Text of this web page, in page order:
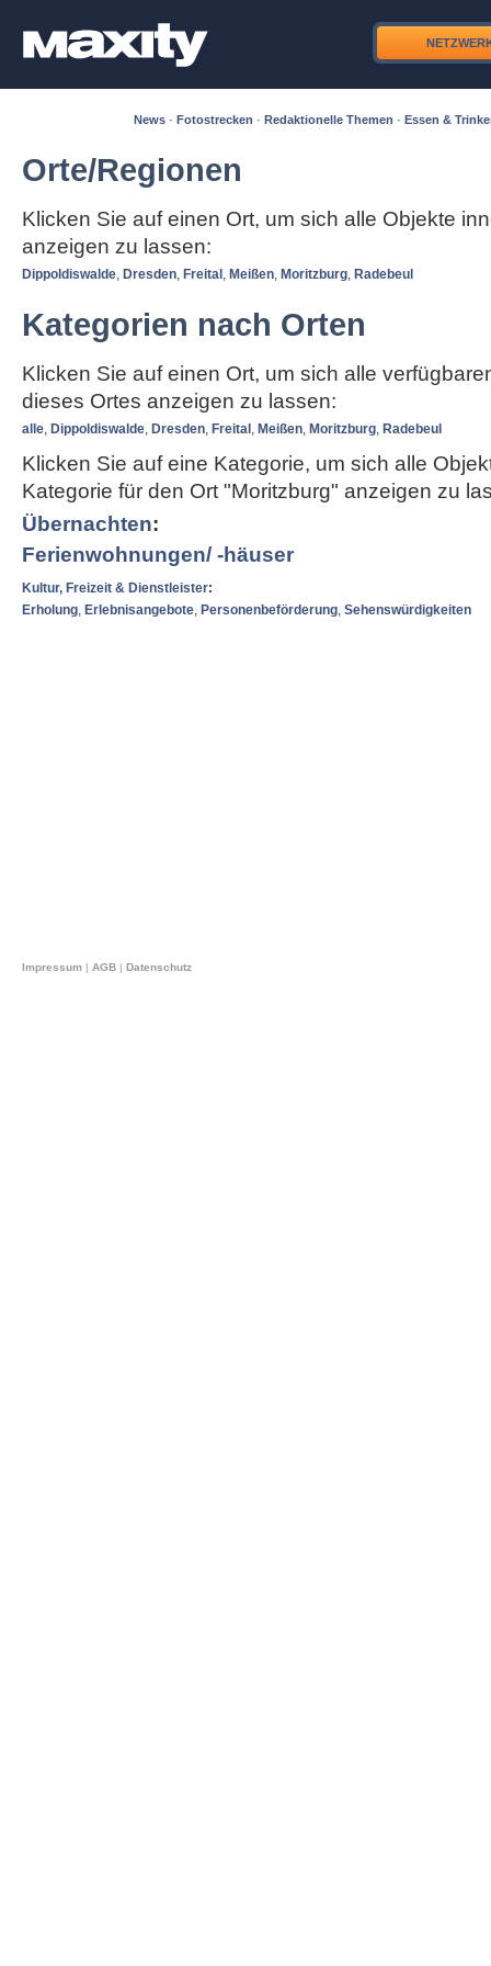
News · Fotostrecken · Redaktionelle Themen · Essen &
Orte/Regionen
Klicken Sie auf einen Ort, um sich alle Objekte
anzeigen zu lassen:
Dippoldiswalde, Dresden, Freital , Meißen, Moritzburg, Radebeul
Kategorien nach Orten
Klicken Sie auf einen Ort, um sich alle
dieses Ortes anzeigen zu lassen:
alle, Dippoldiswalde, Dresden, Freital , Meißen, Moritzburg, Radebeul
Klicken Sie auf eine Kategorie, um sich alle
Kategorie für den Ort "Moritzburg" anzeigen zu
Übernachten:
Ferienwohnungen/ -häuser
Kultur, Freizeit & Dienstleister:
Erholung, Erlebnisangebote, Personenbeförderung, Sehenswürdigkeiten
Impressum AGB Datenschutz